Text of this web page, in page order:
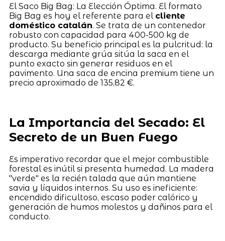
El Saco Big Bag: La Elección Óptima. El formato
Big Bag es hoy el referente para el cliente
doméstico catalán. Se trata de un contenedor
robusto con capacidad para 400-500 kg de
producto. Su beneficio principal es la pulcritud: la
descarga mediante grúa sitúa la saca en el
punto exacto sin generar residuos en el
pavimento. Una saca de encina premium tiene un
precio aproximado de 135,82 €.
La Importancia del Secado: El
Secreto de un Buen Fuego
Es imperativo recordar que el mejor combustible
forestal es inútil si presenta humedad. La madera
"verde" es la recién talada que aún mantiene
savia y líquidos internos. Su uso es ineficiente:
encendido dificultoso, escaso poder calórico y
generación de humos molestos y dañinos para el
conducto.